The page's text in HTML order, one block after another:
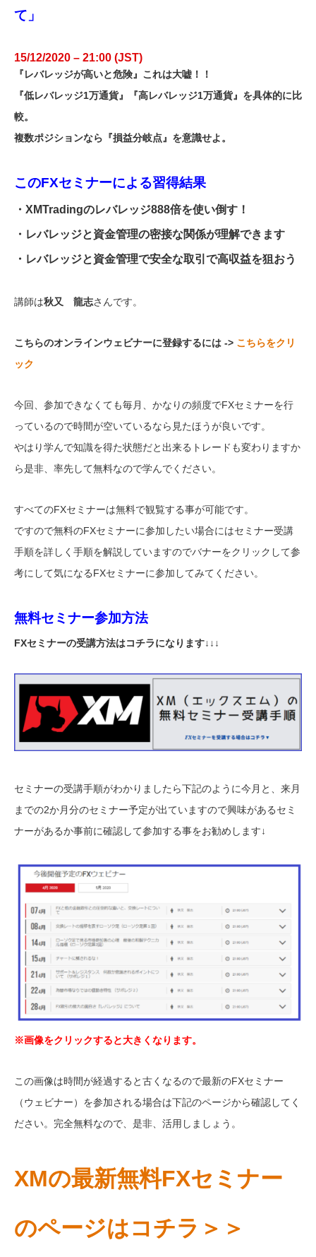
て」
15/12/2020 – 21:00 (JST)
『レバレッジが高いと危険』これは大嘘！！
『低レバレッジ1万通貨』『高レバレッジ1万通貨』を具体的に比
較。
複数ポジションなら『損益分岐点』を意識せよ。
このFXセミナーによる習得結果
・XMTradingのレバレッジ888倍を使い倒す！
・レバレッジと資金管理の密接な関係が理解できます
・レバレッジと資金管理で安全な取引で高収益を狙おう
講師は秋又 龍志さんです。
こちらのオンラインウェビナーに登録するには -> こちらをクリ
ック
今回、参加できなくても毎月、かなりの頻度でFXセミナーを行
っているので時間が空いているなら見たほうが良いです。
やはり学んで知識を得た状態だと出来るトレードも変わりますか
ら是非、率先して無料なので学んでください。
すべてのFXセミナーは無料で観覧する事が可能です。
ですので無料のFXセミナーに参加したい場合にはセミナー受講
手順を詳しく手順を解説していますのでバナーをクリックして参
考にして気になるFXセミナーに参加してみてください。
無料セミナー参加方法
FXセミナーの受講方法はコチラになります↓↓↓
セミナーの受講手順がわかりましたら下記のように今月と、来月
までの2か月分のセミナー予定が出ていますので興味があるセミ
ナーがあるか事前に確認して参加する事をお勧めします↓
※画像をクリックすると大きくなります。
この画像は時間が経過すると古くなるので最新のFXセミナー
（ウェビナー）を参加される場合は下記のページから確認してく
ださい。完全無料なので、是非、活用しましょう。
XMの最新無料FXセミナー
のページはコチラ＞＞